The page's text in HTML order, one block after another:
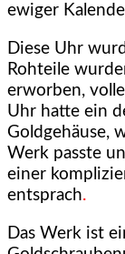
ewiger
Diese Uhr
Rohteile
erworben,
Uhr hatte ein
Goldgehäuse,
Werk passte
einer
entsprach.
Das Werk ist